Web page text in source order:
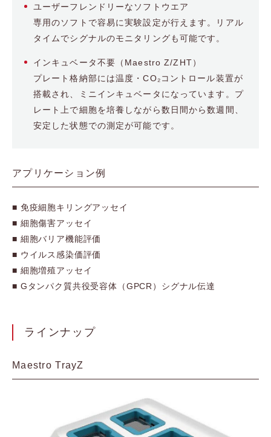
ユーザーフレンドリーなソフトウエア
専用のソフトで容易に実験設定が行えます。リアル
タイムでシグナルのモニタリングも可能です。
インキュベータ不要（Maestro Z/ZHT）
プレート格納部には温度・CO₂コントロール装置が
搭載され、ミニインキュベータになっています。プ
レート上で細胞を培養しながら数日間から数週間、
安定した状態での測定が可能です。
アプリケーション例
■ 免疫細胞キリングアッセイ
■ 細胞傷害アッセイ
■ 細胞バリア機能評価
■ ウイルス感染価評価
■ 細胞増殖アッセイ
■ Gタンパク質共役受容体（GPCR）シグナル伝達
ラインナップ
Maestro TrayZ